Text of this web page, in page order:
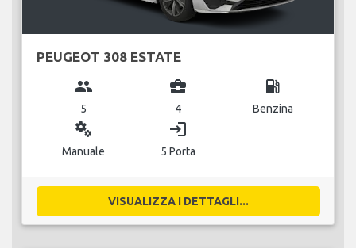
PEUGEOT 308 ESTATE
group
5
business_center
4
local_gas_station
Benzina
miscellaneous_services
Manuale
login
5 Porta
VISUALIZZA I DETTAGLI...